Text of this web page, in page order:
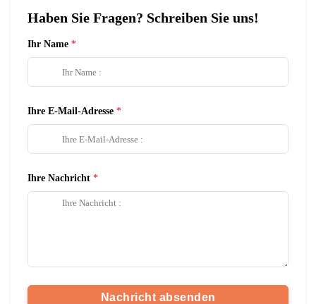
Haben Sie Fragen? Schreiben Sie uns!
Ihr Name
Ihre E-Mail-Adresse
Ihre Nachricht
Nachricht absenden